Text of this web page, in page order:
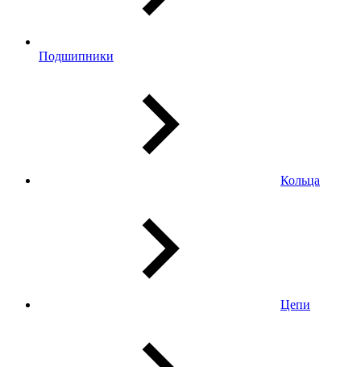
Подшипники
Кольца
Цепи